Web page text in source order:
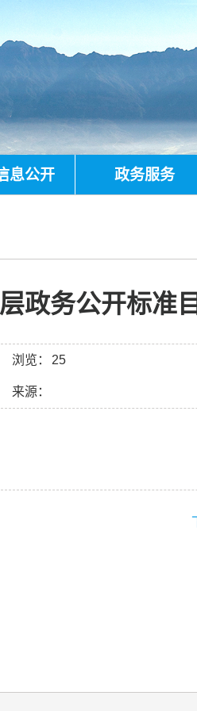
息公开 政务服务
政务公开标准
25
浏览：
来源：